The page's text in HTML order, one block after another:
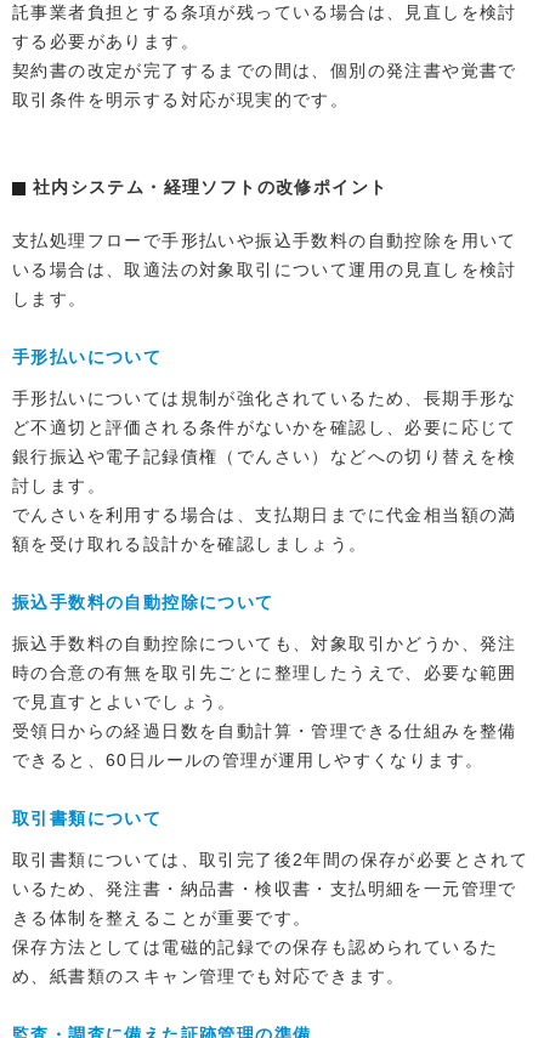
託事業者負担とする条項が残っている場合は、見直しを検討
する必要があります。
契約書の改定が完了するまでの間は、個別の発注書や覚書で
取引条件を明示する対応が現実的です。
社内システム・経理ソフトの改修ポイント
支払処理フローで手形払いや振込手数料の自動控除を用いて
いる場合は、取適法の対象取引について運用の見直しを検討
します。
手形払いについて
手形払いについては規制が強化されているため、長期手形な
ど不適切と評価される条件がないかを確認し、必要に応じて
銀行振込や電子記録債権（でんさい）などへの切り替えを検
討します。
でんさいを利用する場合は、支払期日までに代金相当額の満
額を受け取れる設計かを確認しましょう。
振込手数料の自動控除について
振込手数料の自動控除についても、対象取引かどうか、発注
時の合意の有無を取引先ごとに整理したうえで、必要な範囲
で見直すとよいでしょう。
受領日からの経過日数を自動計算・管理できる仕組みを整備
できると、60日ルールの管理が運用しやすくなります。
取引書類について
取引書類については、取引完了後2年間の保存が必要とされて
いるため、発注書・納品書・検収書・支払明細を一元管理で
きる体制を整えることが重要です。
保存方法としては電磁的記録での保存も認められているた
め、紙書類のスキャン管理でも対応できます。
監査・調査に備えた証跡管理の準備